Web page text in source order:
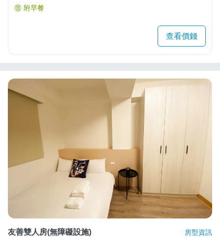
附早餐
查看價錢
友善雙人房(無障礙設施) 房型資訊